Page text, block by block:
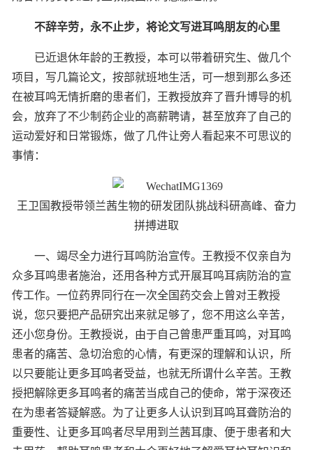
不辞辛劳，永不止步， 将论文写进耳鸣朋友的心里
已近退休年龄的王教授，本可以带着研究生、做几个
项目，写几篇论文，按部就班地生活，可一想到那么多还
在被耳鸣无情折磨的患者们，王教授放弃了晋升博导的机
会，放弃了不少制药企业的高薪聘请，甚至放弃了自己的
运动爱好和日常锻炼，做了几件让旁人看起来不可思议的
事情：
王卫国教授带领兰茜生物的研发团队挑战科研高峰、奋力
拼搏进取
一、竭尽全力进行耳鸣防治宣传。王教授不仅亲自为
众多耳鸣患者施治，还用各种方式开展耳鸣耳病防治的宣
传工作。一位药界同行在一次全国药交会上曾对王教授
说，您只要把产品研究出来就足够了，您不用这么辛苦，
还小您身份。王教授说，由于自己曾患严重耳鸣，对耳鸣
患者的痛苦、急切治愈的心情，有更深的理解和认识，所
以只要能让更多耳鸣者受益，也就无所谓什么辛苦。王教
授把解除更多耳鸣者的痛苦当成自己的使命，常于深夜还
在为患者答疑解惑。为了让更多人认识到耳鸣耳聋防治的
重要性、让更多耳鸣者尽早用到兰茜耳康、便于患者和大